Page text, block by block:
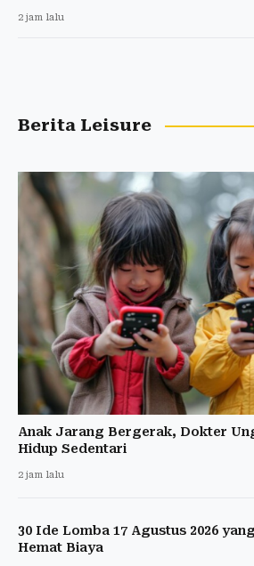
2 jam lalu
Berita Leisure
Anak Jarang Bergerak, Dokter
Hidup Sedentari
2 jam lalu
30 Ide Lomba 17 Agustus 2026
Hemat Biaya